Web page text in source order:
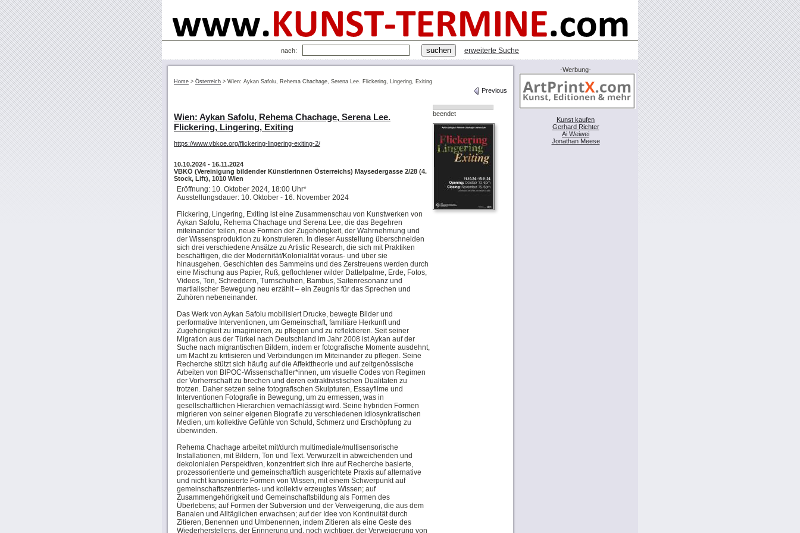
nach: erweiterte Suche
Home > Österreich > Wien: Aykan Safolu, Rehema Chachage, Serena Lee. Flickering, Lingering, Exiting
Previous
beendet
Wien: Aykan Safolu, Rehema Chachage, Serena Lee.
Flickering, Lingering, Exiting
https://www.vbkoe.org/flickering-lingering-exiting-2/
10.10.2024 - 16.11.2024
VBKÖ (Vereinigung bildender Künstlerinnen Österreichs) Maysedergasse 2/28 (4.
Stock, Lift), 1010 Wien
Eröffnung: 10. Oktober 2024, 18:00 Uhr*
Ausstellungsdauer: 10. Oktober - 16. November 2024
Flickering, Lingering, Exiting ist eine Zusammenschau von Kunstwerken von
Aykan Safolu, Rehema Chachage und Serena Lee, die das Begehren
miteinander teilen, neue Formen der Zugehörigkeit, der Wahrnehmung und
der Wissensproduktion zu konstruieren. In dieser Ausstellung überschneiden
sich drei verschiedene Ansätze zu Artistic Research, die sich mit Praktiken
beschäftigen, die der Modernität/Kolonialität voraus- und über sie
hinausgehen. Geschichten des Sammelns und des Zerstreuens werden durch
eine Mischung aus Papier, Ruß, geflochtener wilder Dattelpalme, Erde, Fotos,
Videos, Ton, Schreddern, Turnschuhen, Bambus, Saitenresonanz und
martialischer Bewegung neu erzählt – ein Zeugnis für das Sprechen und
Zuhören nebeneinander.
Das Werk von Aykan Safolu mobilisiert Drucke, bewegte Bilder und
performative Interventionen, um Gemeinschaft, familiäre Herkunft und
Zugehörigkeit zu imaginieren, zu pflegen und zu reflektieren. Seit seiner
Migration aus der Türkei nach Deutschland im Jahr 2008 ist Aykan auf der
Suche nach migrantischen Bildern, indem er fotografische Momente ausdehnt,
um Macht zu kritisieren und Verbindungen im Miteinander zu pflegen. Seine
Recherche stützt sich häufig auf die Affekttheorie und auf zeitgenössische
Arbeiten von BIPOC-Wissenschaftler*innen, um visuelle Codes von Regimen
der Vorherrschaft zu brechen und deren extraktivistischen Dualitäten zu
trotzen. Daher setzen seine fotografischen Skulpturen, Essayfilme und
Interventionen Fotografie in Bewegung, um zu ermessen, was in
gesellschaftlichen Hierarchien vernachlässigt wird. Seine hybriden Formen
migrieren von seiner eigenen Biografie zu verschiedenen idiosynkratischen
Medien, um kollektive Gefühle von Schuld, Schmerz und Erschöpfung zu
überwinden.
Rehema Chachage arbeitet mit/durch multimediale/multisensorische
Installationen, mit Bildern, Ton und Text. Verwurzelt in abweichenden und
dekolonialen Perspektiven, konzentriert sich ihre auf Recherche basierte,
prozessorientierte und gemeinschaftlich ausgerichtete Praxis auf alternative
und nicht kanonisierte Formen von Wissen, mit einem Schwerpunkt auf
gemeinschaftszentriertes- und kollektiv erzeugtes Wissen; auf
Zusammengehörigkeit und Gemeinschaftsbildung als Formen des
Überlebens; auf Formen der Subversion und der Verweigerung, die aus dem
Banalen und Alltäglichen erwachsen; auf der Idee von Kontinuität durch
Zitieren, Benennen und Umbenennen, indem Zitieren als eine Geste des
Wiederherstellens, der Erinnerung und, noch wichtiger, der Verweigerung von
-Werbung-
Kunst kaufen
Gerhard Richter
Ai Weiwei
Jonathan Meese